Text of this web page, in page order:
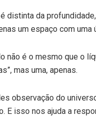
distinta da
um espaço com uma
não é o mesmo que o
mas uma, apenas.
observação do
E isso nos ajuda a